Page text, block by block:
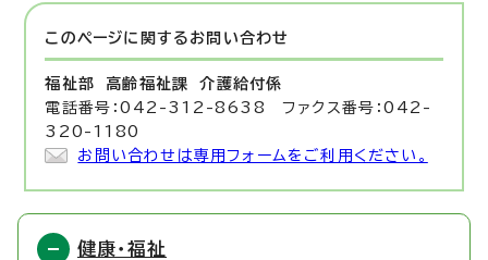
このページに関する お問い合わせ
福祉部 高齢福祉課 介護給付係
電話番号：042-312-8638 ファクス番号：042-
320-1180
お問い合わせは専用フォームをご利用ください。
健康・福祉